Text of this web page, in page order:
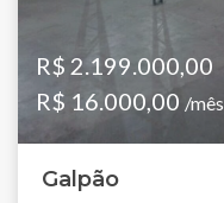
R$ 2.199.000,00
R$ 16.000,00 /mês
Galpão